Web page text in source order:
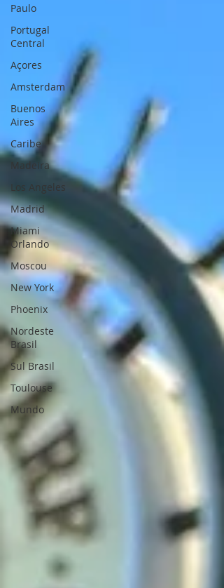
Paulo
Portugal
Central
Açores
Amsterdam
Buenos
Aires
Caribe
Madeira
Los Angeles
Madrid
Miami
Orlando
Moscou
New York
Phoenix
Nordeste
Brasil
Sul Brasil
Toulouse
Mundo